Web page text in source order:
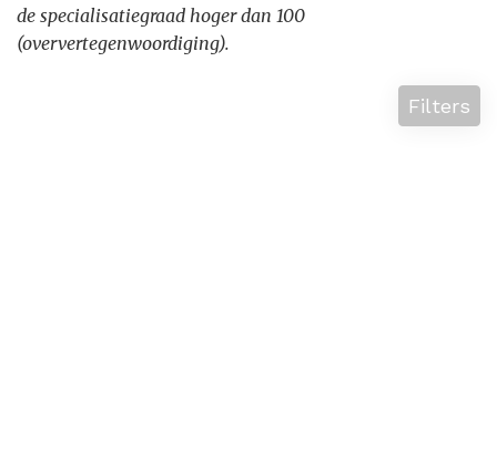
de specialisatiegraad hoger dan 100
(oververtegenwoordiging).
Filters